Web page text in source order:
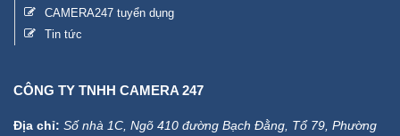
CAMERA247 tuyển dụng
Tin tức
CÔNG TY TNHH CAMERA 247
Địa chỉ: Số nhà 1C, Ngõ 410 đường Bạch Đằng, Tổ 79, Phường